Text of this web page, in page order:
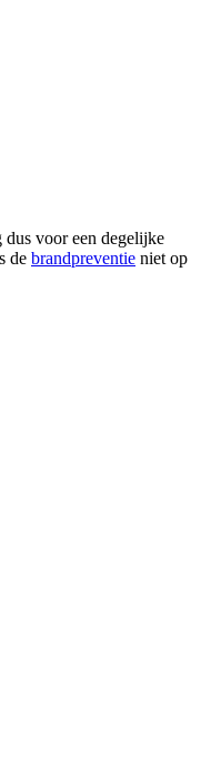
voor een degelijke
de brandpreventie niet op